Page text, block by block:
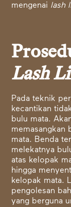
mengenai lash
Lash
Pada teknik
kecantikan
bulu mata.
memasangkan
mata. Benda
melekatnya
atas kelopak
hingga
kelopak mata.
pengolesan
yang berguna